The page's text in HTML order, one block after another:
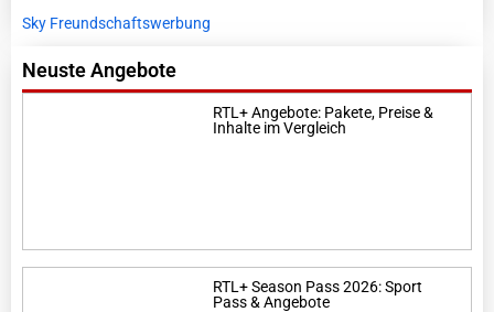
Sky Freundschaftswerbung
Neuste Angebote
RTL+ Angebote: Pakete, Preise &
Inhalte im Vergleich
RTL+ Season Pass 2026: Sport
Pass & Angebote